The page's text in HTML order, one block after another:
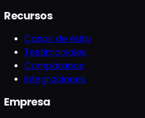
Recursos
Casos de éxito
Testimoniales
Compáranos
Integraciones
Empresa